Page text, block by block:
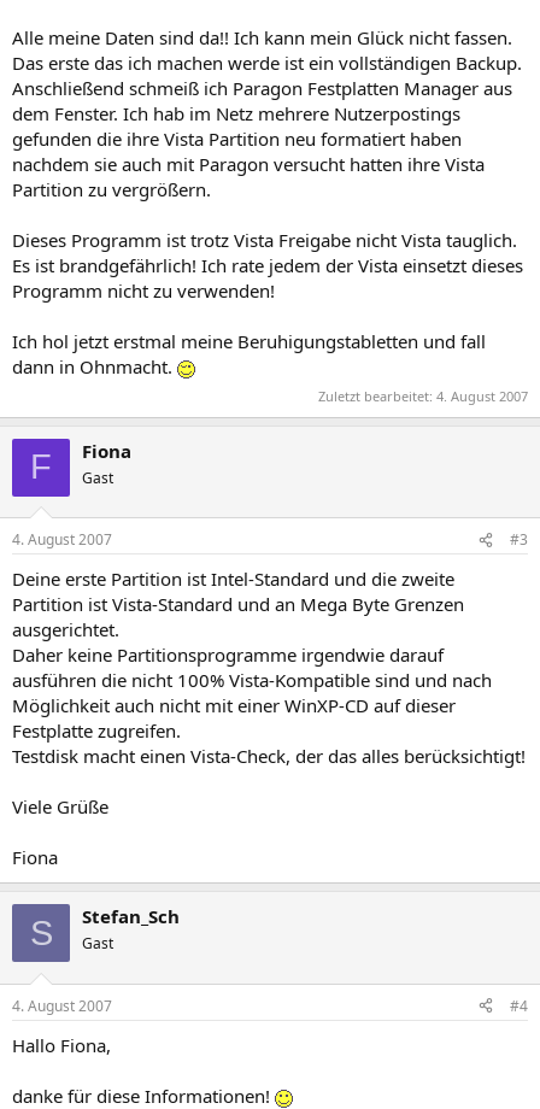
Alle meine Daten sind da!! Ich kann mein Glück nicht fassen.
Das erste das ich machen werde ist ein vollständigen Backup.
Anschließend schmeiß ich Paragon Festplatten Manager aus
dem Fenster. Ich hab im Netz mehrere Nutzerpostings
gefunden die ihre Vista Partition neu formatiert haben
nachdem sie auch mit Paragon versucht hatten ihre Vista
Partition zu vergrößern.
Dieses Programm ist trotz Vista Freigabe nicht Vista tauglich.
Es ist brandgefährlich! Ich rate jedem der Vista einsetzt dieses
Programm nicht zu verwenden!
Ich hol jetzt erstmal meine Beruhigungstabletten und fall
dann in Ohnmacht.
Zuletzt bearbeitet: 4. August 2007
F Fiona
Gast
4. August 2007 #3
Deine erste Partition ist Intel-Standard und die zweite
Partition ist Vista-Standard und an Mega Byte Grenzen
ausgerichtet.
Daher keine Partitionsprogramme irgendwie darauf
ausführen die nicht 100% Vista-Kompatible sind und nach
Möglichkeit auch nicht mit einer WinXP-CD auf dieser
Festplatte zugreifen.
Testdisk macht einen Vista-Check, der das alles berücksichtigt!
Viele Grüße
Fiona
S Stefan_Sch
Gast
4. August 2007 #4
Hallo Fiona,
danke für diese Informationen!